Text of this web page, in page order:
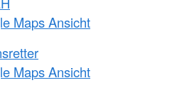
Maps Ansicht
Maps Ansicht